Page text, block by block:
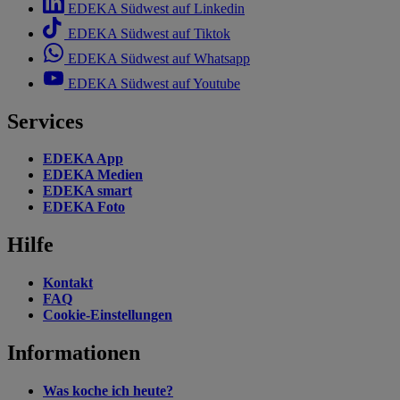
EDEKA Südwest auf Linkedin
EDEKA Südwest auf Tiktok
EDEKA Südwest auf Whatsapp
EDEKA Südwest auf Youtube
Services
EDEKA App
EDEKA Medien
EDEKA smart
EDEKA Foto
Hilfe
Kontakt
FAQ
Cookie-Einstellungen
Informationen
Was koche ich heute?